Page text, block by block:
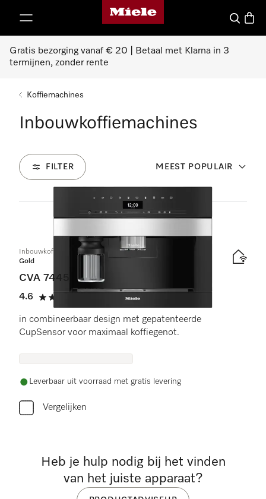
Homepage van Miele
Wat zoek
Gratis bezorging vanaf € 20 | Betaal met Klarna in 3
termijnen, zonder rente
Koffiemachines
Inbouwkoffiemachines
FILTER MEEST POPULAIR
12 Producten
Inbouwkoffiemachine met DirectWater
Gold
CVA 7445
4.6
4.6 sterren op 5
(8 beoordelingen)
in combineerbaar design met gepatenteerde
CupSensor voor maximaal koffiegenot.
Leverbaar uit voorraad met gratis levering
Vergelijken
Heb je hulp nodig bij het vinden
van het juiste apparaat?